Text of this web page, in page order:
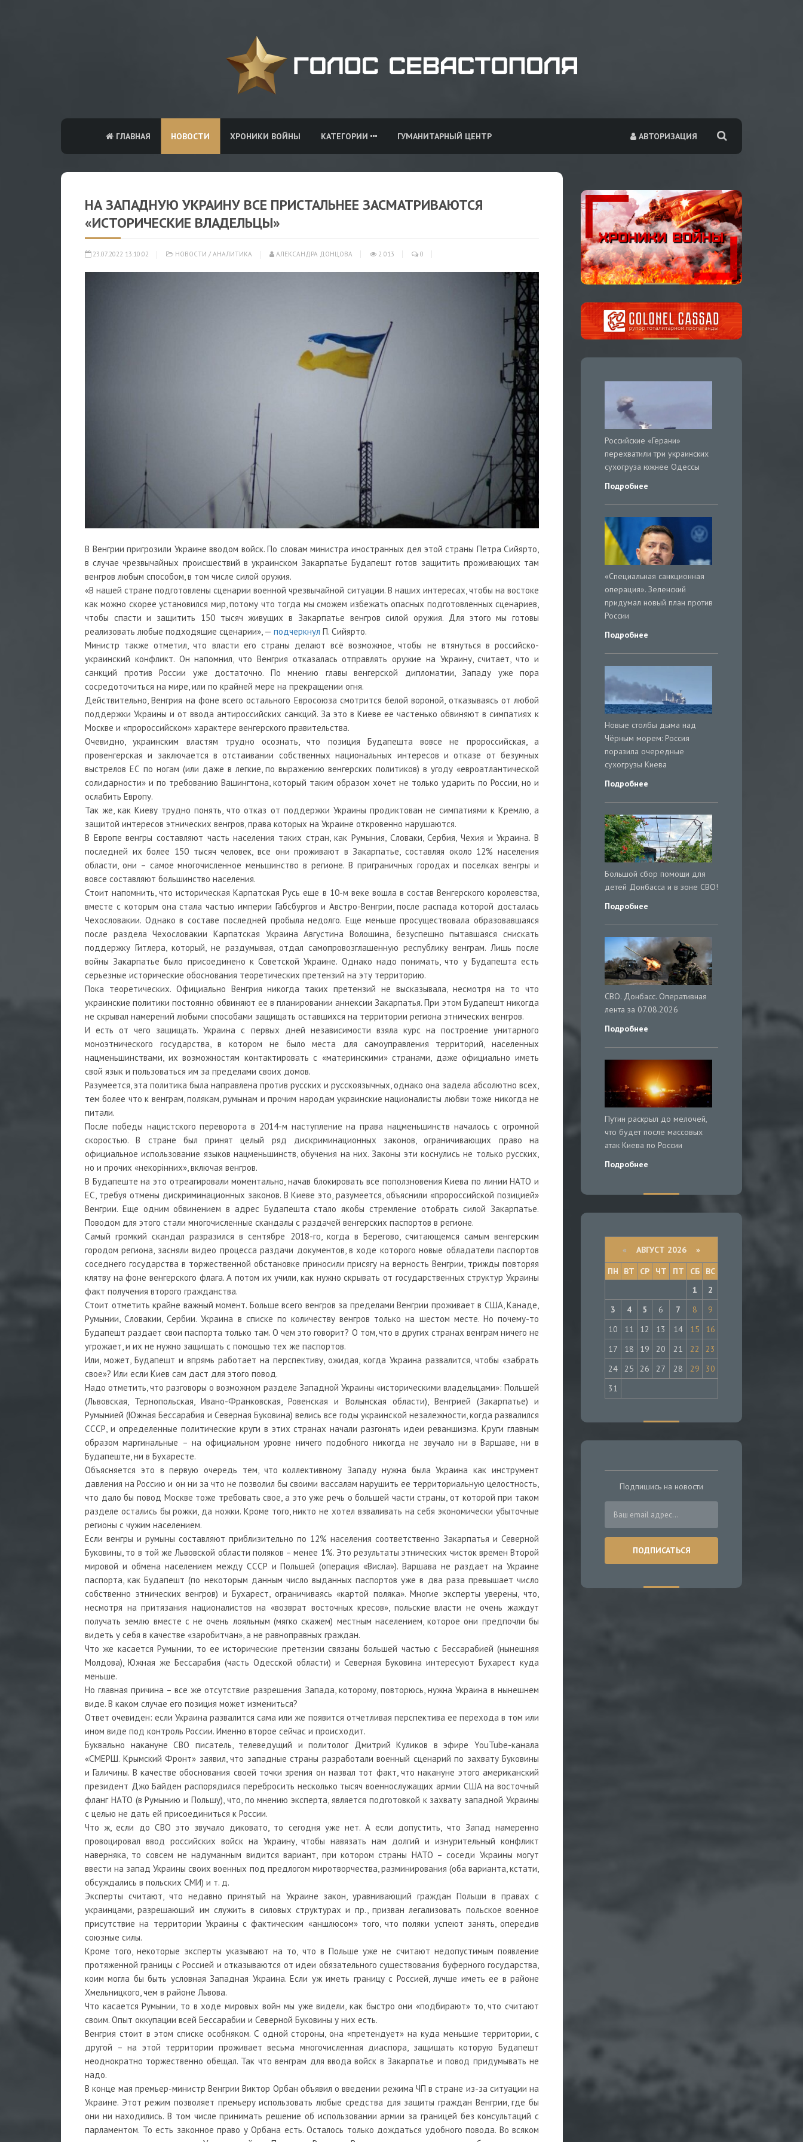
АВТОРИЗАЦИЯ
ГЛАВНАЯ НОВОСТИ ХРОНИКИ ВОЙНЫ КАТЕГОРИИ ГУМАНИТАРНЫЙ ЦЕНТР
НА ЗАПАДНУЮ УКРАИНУ ВСЕ ПРИСТАЛЬНЕЕ ЗАСМАТРИВАЮТСЯ
«ИСТОРИЧЕСКИЕ ВЛАДЕЛЬЦЫ»
23.07.2022 13:10:02 НОВОСТИ / АНАЛИТИКА АЛЕКСАНДРА ДОНЦОВА 2 013 0
В Венгрии пригрозили Украине вводом войск. По словам министра иностранных дел этой страны Петра Сийярто,
в случае чрезвычайных происшествий в украинском Закарпатье Будапешт готов защитить проживающих там
венгров любым способом, в том числе силой оружия.
«В нашей стране подготовлены сценарии военной чрезвычайной ситуации. В наших интересах, чтобы на востоке
как можно скорее установился мир, потому что тогда мы сможем избежать опасных подготовленных сценариев,
чтобы спасти и защитить 150 тысяч живущих в Закарпатье венгров силой оружия. Для этого мы готовы
реализовать любые подходящие сценарии», — подчеркнул П. Сийярто.
Министр также отметил, что власти его страны делают всё возможное, чтобы не втянуться в российско-
украинский конфликт. Он напомнил, что Венгрия отказалась отправлять оружие на Украину, считает, что и
санкций против России уже достаточно. По мнению главы венгерской дипломатии, Западу уже пора
сосредоточиться на мире, или по крайней мере на прекращении огня.
Действительно, Венгрия на фоне всего остального Евросоюза смотрится белой вороной, отказываясь от любой
поддержки Украины и от ввода антироссийских санкций. За это в Киеве ее частенько обвиняют в симпатиях к
Москве и «пророссийском» характере венгерского правительства.
Очевидно, украинским властям трудно осознать, что позиция Будапешта вовсе не пророссийская, а
провенгерская и заключается в отстаивании собственных национальных интересов и отказе от безумных
выстрелов ЕС по ногам (или даже в легкие, по выражению венгерских политиков) в угоду «евроатлантической
солидарности» и по требованию Вашингтона, который таким образом хочет не только ударить по России, но и
ослабить Европу.
Так же, как Киеву трудно понять, что отказ от поддержки Украины продиктован не симпатиями к Кремлю, а
защитой интересов этнических венгров, права которых на Украине откровенно нарушаются.
В Европе венгры составляют часть населения таких стран, как Румыния, Словаки, Сербия, Чехия и Украина. В
последней их более 150 тысяч человек, все они проживают в Закарпатье, составляя около 12% населения
области, они – самое многочисленное меньшинство в регионе. В приграничных городах и поселках венгры и
вовсе составляют большинство населения.
Стоит напомнить, что историческая Карпатская Русь еще в 10-м веке вошла в состав Венгерского королевства,
вместе с которым она стала частью империи Габсбургов и Австро-Венгрии, после распада которой досталась
Чехословакии. Однако в составе последней пробыла недолго. Еще меньше просуществовала образовавшаяся
после раздела Чехословакии Карпатская Украина Августина Волошина, безуспешно пытавшаяся снискать
поддержку Гитлера, который, не раздумывая, отдал самопровозглашенную республику венграм. Лишь после
войны Закарпатье было присоединено к Советской Украине. Однако надо понимать, что у Будапешта есть
серьезные исторические обоснования теоретических претензий на эту территорию.
Пока теоретических. Официально Венгрия никогда таких претензий не высказывала, несмотря на то что
украинские политики постоянно обвиняют ее в планировании аннексии Закарпатья. При этом Будапешт никогда
не скрывал намерений любыми способами защищать оставшихся на территории региона этнических венгров.
И есть от чего защищать. Украина с первых дней независимости взяла курс на построение унитарного
моноэтнического государства, в котором не было места для самоуправления территорий, населенных
нацменьшинствами, их возможностям контактировать с «материнскими» странами, даже официально иметь
свой язык и пользоваться им за пределами своих домов.
Разумеется, эта политика была направлена против русских и русскоязычных, однако она задела абсолютно всех,
тем более что к венграм, полякам, румынам и прочим народам украинские националисты любви тоже никогда не
питали.
После победы нацистского переворота в 2014-м наступление на права нацменьшинств началось с огромной
скоростью. В стране был принят целый ряд дискриминационных законов, ограничивающих право на
официальное использование языков нацменьшинств, обучения на них. Законы эти коснулись не только русских,
но и прочих «некорінних», включая венгров.
В Будапеште на это отреагировали моментально, начав блокировать все поползновения Киева по линии НАТО и
ЕС, требуя отмены дискриминационных законов. В Киеве это, разумеется, объяснили «пророссийской позицией»
Венгрии. Еще одним обвинением в адрес Будапешта стало якобы стремление отобрать силой Закарпатье.
Поводом для этого стали многочисленные скандалы с раздачей венгерских паспортов в регионе.
Самый громкий скандал разразился в сентябре 2018-го, когда в Берегово, считающемся самым венгерским
городом региона, засняли видео процесса раздачи документов, в ходе которого новые обладатели паспортов
соседнего государства в торжественной обстановке приносили присягу на верность Венгрии, трижды повторяя
клятву на фоне венгерского флага. А потом их учили, как нужно скрывать от государственных структур Украины
факт получения второго гражданства.
Стоит отметить крайне важный момент. Больше всего венгров за пределами Венгрии проживает в США, Канаде,
Румынии, Словакии, Сербии. Украина в списке по количеству венгров только на шестом месте. Но почему-то
Будапешт раздает свои паспорта только там. О чем это говорит? О том, что в других странах венграм ничего не
угрожает, и их не нужно защищать с помощью тех же паспортов.
Или, может, Будапешт и впрямь работает на перспективу, ожидая, когда Украина развалится, чтобы «забрать
свое»? Или если Киев сам даст для этого повод.
Надо отметить, что разговоры о возможном разделе Западной Украины «историческими владельцами»: Польшей
(Львовская, Тернопольская, Ивано-Франковская, Ровенская и Волынская области), Венгрией (Закарпатье) и
Румынией (Южная Бессарабия и Северная Буковина) велись все годы украинской незалежности, когда развалился
СССР, и определенные политические круги в этих странах начали разгонять идеи реваншизма. Круги главным
образом маргинальные – на официальном уровне ничего подобного никогда не звучало ни в Варшаве, ни в
Будапеште, ни в Бухаресте.
Объясняется это в первую очередь тем, что коллективному Западу нужна была Украина как инструмент
давления на Россию и он ни за что не позволил бы своими вассалам нарушить ее территориальную целостность,
что дало бы повод Москве тоже требовать свое, а это уже речь о большей части страны, от которой при таком
разделе остались бы рожки, да ножки. Кроме того, никто не хотел взваливать на себя экономически убыточные
регионы с чужим населением.
Если венгры и румыны составляют приблизительно по 12% населения соответственно Закарпатья и Северной
Буковины, то в той же Львовской области поляков – менее 1%. Это результаты этнических чисток времен Второй
мировой и обмена населением между СССР и Польшей (операция «Висла»). Варшава не раздает на Украине
паспорта, как Будапешт (по некоторым данным число выданных паспортов уже в два раза превышает число
собственно этнических венгров) и Бухарест, ограничиваясь «картой поляка». Многие эксперты уверены, что,
несмотря на притязания националистов на «возврат восточных кресов», польские власти не очень жаждут
получать землю вместе с не очень лояльным (мягко скажем) местным населением, которое они предпочли бы
видеть у себя в качестве «заробитчан», а не равноправных граждан.
Что же касается Румынии, то ее исторические претензии связаны большей частью с Бессарабией (нынешняя
Молдова), Южная же Бессарабия (часть Одесской области) и Северная Буковина интересуют Бухарест куда
меньше.
Но главная причина – все же отсутствие разрешения Запада, которому, повторюсь, нужна Украина в нынешнем
виде. В каком случае его позиция может измениться?
Ответ очевиден: если Украина развалится сама или же появится отчетливая перспектива ее перехода в том или
ином виде под контроль России. Именно второе сейчас и происходит.
Буквально накануне СВО писатель, телеведущий и политолог Дмитрий Куликов в эфире YouTube-канала
«СМЕРШ. Крымский Фронт» заявил, что западные страны разработали военный сценарий по захвату Буковины
и Галичины. В качестве обоснования своей точки зрения он назвал тот факт, что накануне этого американский
президент Джо Байден распорядился перебросить несколько тысяч военнослужащих армии США на восточный
фланг НАТО (в Румынию и Польшу), что, по мнению эксперта, является подготовкой к захвату западной Украины
с целью не дать ей присоединиться к России.
Что ж, если до СВО это звучало диковато, то сегодня уже нет. А если допустить, что Запад намеренно
провоцировал ввод российских войск на Украину, чтобы навязать нам долгий и изнурительный конфликт
наверняка, то совсем не надуманным видится вариант, при котором страны НАТО – соседи Украины могут
ввести на запад Украины своих военных под предлогом миротворчества, разминирования (оба варианта, кстати,
обсуждались в польских СМИ) и т. д.
Эксперты считают, что недавно принятый на Украине закон, уравнивающий граждан Польши в правах с
украинцами, разрешающий им служить в силовых структурах и пр., призван легализовать польское военное
присутствие на территории Украины с фактическим «аншлюсом» того, что поляки успеют занять, опередив
союзные силы.
Кроме того, некоторые эксперты указывают на то, что в Польше уже не считают недопустимым появление
протяженной границы с Россией и отказываются от идеи обязательного существования буферного государства,
коим могла бы быть условная Западная Украина. Если уж иметь границу с Россией, лучше иметь ее в районе
Хмельницкого, чем в районе Львова.
Что касается Румынии, то в ходе мировых войн мы уже видели, как быстро они «подбирают» то, что считают
своим. Опыт оккупации всей Бессарабии и Северной Буковины у них есть.
Венгрия стоит в этом списке особняком. С одной стороны, она «претендует» на куда меньшие территории, с
другой – на этой территории проживает весьма многочисленная диаспора, защищать которую Будапешт
неоднократно торжественно обещал. Так что венграм для ввода войск в Закарпатье и повод придумывать не
надо.
В конце мая премьер-министр Венгрии Виктор Орбан объявил о введении режима ЧП в стране из-за ситуации на
Украине. Этот режим позволяет премьеру использовать любые средства для защиты граждан Венгрии, где бы
они ни находились. В том числе принимать решение об использовании армии за границей без консультаций с
парламентом. То есть законное право у Орбана есть. Осталось только дождаться удобного повода. Во всяком
Российские «Герани»
перехватили три украинских
сухогруза южнее Одессы
Подробнее
«Специальная санкционная
операция». Зеленский
придумал новый план против
России
Подробнее
Новые столбы дыма над
Чёрным морем: Россия
поразила очередные
сухогрузы Киева
Подробнее
Большой сбор помощи для
детей Донбасса и в зоне СВО!
Подробнее
СВО. Донбасс. Оперативная
лента за 07.08.2026
Подробнее
Путин раскрыл до мелочей,
что будет после массовых
атак Киева по России
Подробнее
« АВГУСТ 2026 »
ПН
ВТ СР ЧТ ПТ СБ
ВС
1
2
3
4 5 6 7 8
9
10
11 12 13 14 15
16
17
18 19 20 21 22
23
24
25 26 27 28 29
30
31
Подпишись на новости